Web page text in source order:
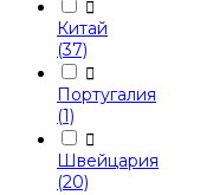

Китай
(37)

Португалия
(1)

Швейцария
(20)